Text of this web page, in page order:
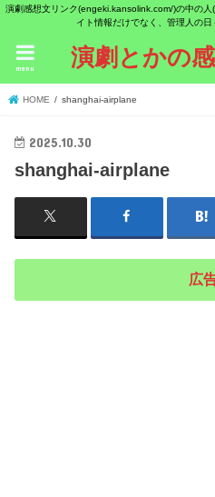
演劇感想文リンク(engeki.kansolink.com/)の中の
イト情報だけでなく、管理人の日
演劇とかの
menu
HOME shanghai-airplane
2025.10.30
shanghai-airplane
広